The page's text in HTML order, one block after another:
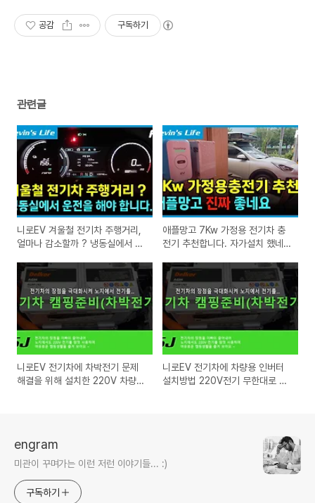
공감 구독하기
관련글
니로EV 겨울철 전기차 주행거리,
얼마나 감소할까 ? 냉동실에서 운
애플망고 7Kw 가정용 전기차 충
전기 추천합니다. 자가설치 했네
니로EV 전기차에 차박전기 문제
해결을 위해 설치한 220V 차량용
니로EV 전기차에 차량용 인버터
설치방법 220V전기 무한대로 사
engram
미관이 꾸며가는 이런 저런 이야기들... :)
구독하기